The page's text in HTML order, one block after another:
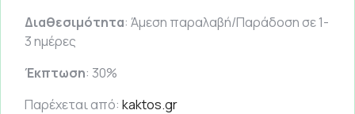
Διαθεσιμότητα: Άμεση παραλαβή/Παράδοση σε 1-
3 ημέρες
Έκπτωση: 30%
Παρέχεται από: kaktos.gr